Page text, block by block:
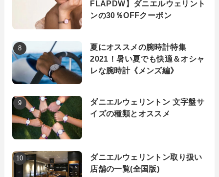
FLAPDW】ダニエルウェリント
ンの30％OFFクーポン
夏にオススメの腕時計特集
2021！暑い夏でも快適＆オシャ
レな腕時計《メンズ編》
ダニエルウェリントン 文字盤サ
イズの種類とオススメ
ダニエルウェリントン取り扱い
店舗の一覧(全国版)